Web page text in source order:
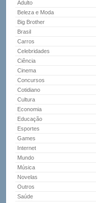
Adulto
Beleza e Moda
Big Brother
Brasil
Carros
Celebridades
Ciência
Cinema
Concursos
Cotidiano
Cultura
Economia
Educação
Esportes
Games
Internet
Mundo
Música
Novelas
Outros
Saúde